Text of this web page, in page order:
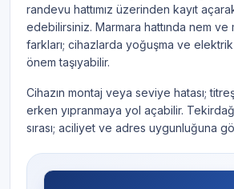
randevu hattımız üzerinden kayıt
edebilirsiniz. Marmara hattında nem ve
farkları; cihazlarda yoğuşma ve
önem taşıyabilir.
Cihazın montaj veya seviye hatası;
erken yıpranmaya yol açabilir.
sırası; aciliyet ve adres uygunluğuna